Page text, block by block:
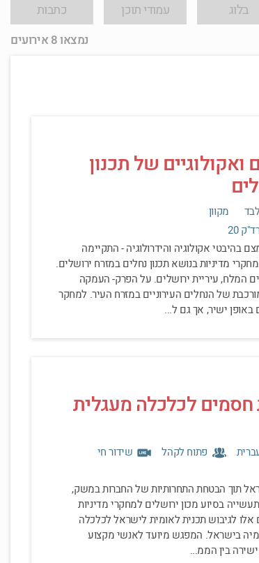
בלוג עמודי תוכן כתבות
נמצאו 8 אירועים
ואקולוגיים של תכנון
מקוון
20
בהיבטי אקולוגיה והידרולוגיה - התקיימה
מדיניות בנושא תכנון נחלים במזרח ירושלים.
ים המלח, עיריית ירושלים. על הפרק- העמקה
של הנחלים העירוניים במזרח העיר. למחקר
באופן ישיר, אך גם ל...
חסמים לכלכלה מעגלית
פתוח לקהל
שידור חי
תוך הבטחת התחרותיות של החברות במשק,
בסיוע מכון ירושלים למחקרי מדיניות
אלו לגיבוש תכנית לאומית לישראל לכלכלה
בישראל. המפגש מיועד לאנשי מקצוע
בין הממ...